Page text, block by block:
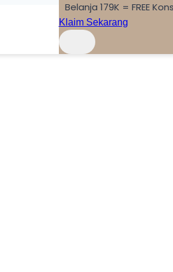
Belanja 179K = FREE
Klaim Sekarang